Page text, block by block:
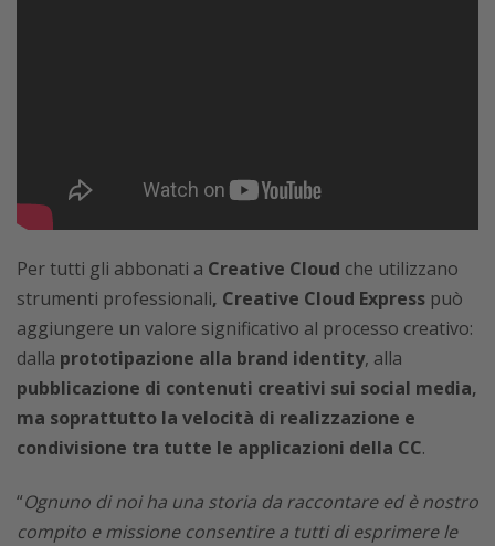
Per tutti gli abbonati a Creative Cloud che utilizzano
strumenti professionali, Creative Cloud Express può
aggiungere un valore significativo al processo creativo:
dalla prototipazione alla brand identity, alla
pubblicazione di contenuti creativi sui social media,
ma soprattutto la velocità di realizzazione e
condivisione tra tutte le applicazioni della CC.
“Ognuno di noi ha una storia da raccontare ed è nostro
compito e missione consentire a tutti di esprimere le